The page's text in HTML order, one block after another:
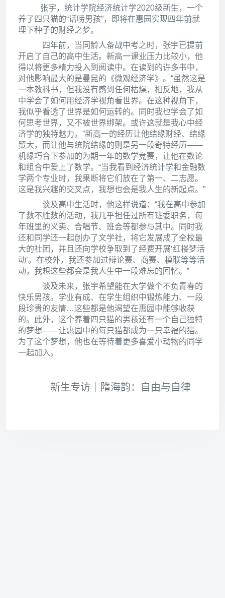
张宇，统计学院经济统计学2020级新生，一个
养了四只猫的“话唠男孩”，即将在惠园实现四年前就
埋下种子的财经之梦。
四年前，当同龄人备战中考之时，张宇已提前
开启了自己的高中生活。新高一课业压力比较小，他
得以将更多精力投入到阅读中。在读到的许多书中，
对他影响最大的是曼昆的《微观经济学》。“虽然这是
一本教科书，但我没有感到任何枯燥，相反地，我从
中学会了如何用经济学视角看世界。在这种视角下，
我似乎看透了世界是如何运转的。同时我也学会了如
何思考世界，又不被世界绑架。或许这就是我心中经
济学的独特魅力。”新高一的经历让他结缘财经、结缘
贸大，而让他与统院结缘的则是另一段奇特经历——
机缘巧合下参加的为期一年的数学竞赛，让他在数论
和组合中爱上了数学。“当我看到经济统计学和金融数
学两个专业时，我果断将它们放在了第一、二志愿。
这是我兴趣的交叉点，我想也会是我人生的新起点。”
谈及高中生活时，他这样说道：“我在高中参加
了数不胜数的活动，我几乎担任过所有班委职务，每
年班里的义卖、合唱节、班会等都参与其中。同时我
还和同学还一起创办了文学社，将它发展成了全校最
大的社团，并且还向学校争取到了经费开展‘红楼梦活
动’。在校外，我还参加过辩论赛、商赛、模联等等活
动，我想这些都会是我人生中一段难忘的回忆。”
谈及未来，张宇希望能在大学做个不负青春的
快乐男孩。学业有成、在学生组织中锻炼能力、一段
段珍贵的友情…这些都是他渴望在惠园中能够收获
的。此外，这个养着四只猫的男孩还有一个自己独特
的梦想——让惠园中的每只猫都成为一只幸福的猫。
为了这个梦想，他也在等待着更多喜爱小动物的同学
一起加入。
新生专访｜隋海韵：自由与自律